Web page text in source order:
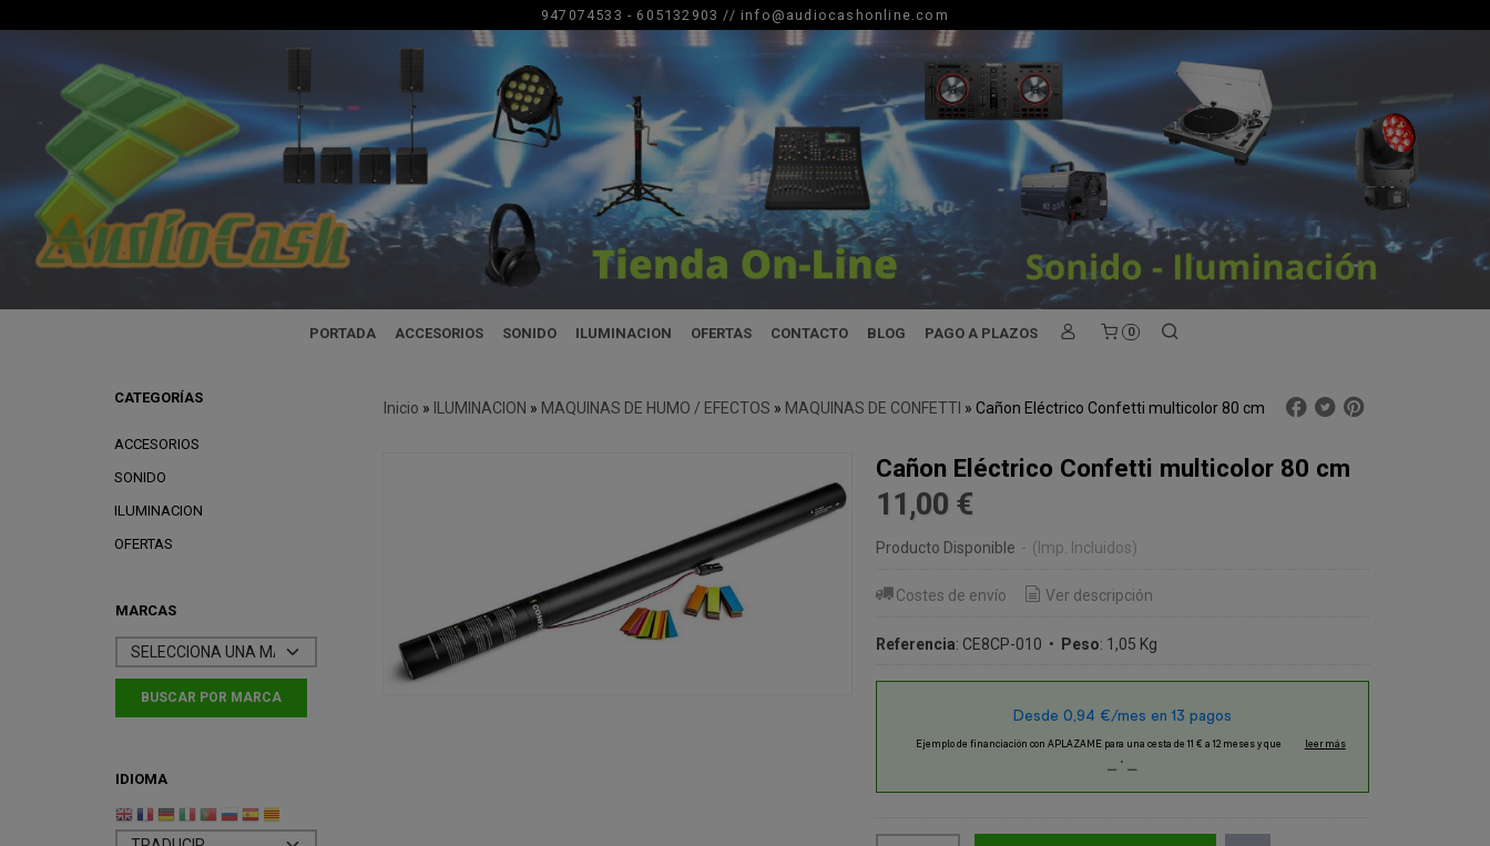
947074533 - 605132903 // info@audiocashonline.com
PORTADA ACCESORIOS SONIDO ILUMINACION OFERTAS CONTACTO BLOG PAGO A PLAZOS 0
CATEGORÍAS
ACCESORIOS
SONIDO
ILUMINACION
OFERTAS
MARCAS
IDIOMA
Inicio » ILUMINACION » MAQUINAS DE HUMO / EFECTOS » MAQUINAS DE CONFETTI » Cañon Eléctrico Confetti multicolor 80 cm
Cañon Eléctrico Confetti multicolor 80 cm
11,00 €
Producto Disponible - (Imp. Incluidos)
Costes de envío Ver descripción
Referencia: CE8CP-010 • Peso: 1,05 Kg